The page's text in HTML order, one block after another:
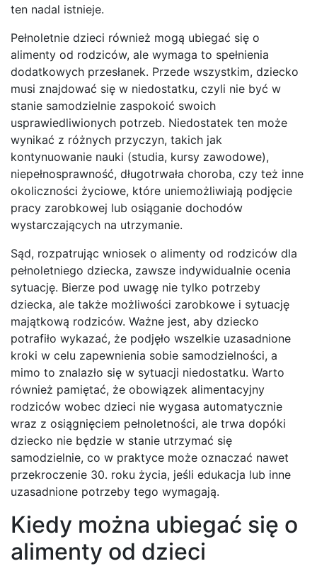
ten nadal istnieje.
Pełnoletnie dzieci również mogą ubiegać się o
alimenty od rodziców, ale wymaga to spełnienia
dodatkowych przesłanek. Przede wszystkim, dziecko
musi znajdować się w niedostatku, czyli nie być w
stanie samodzielnie zaspokoić swoich
usprawiedliwionych potrzeb. Niedostatek ten może
wynikać z różnych przyczyn, takich jak
kontynuowanie nauki (studia, kursy zawodowe),
niepełnosprawność, długotrwała choroba, czy też inne
okoliczności życiowe, które uniemożliwiają podjęcie
pracy zarobkowej lub osiąganie dochodów
wystarczających na utrzymanie.
Sąd, rozpatrując wniosek o alimenty od rodziców dla
pełnoletniego dziecka, zawsze indywidualnie ocenia
sytuację. Bierze pod uwagę nie tylko potrzeby
dziecka, ale także możliwości zarobkowe i sytuację
majątkową rodziców. Ważne jest, aby dziecko
potrafiło wykazać, że podjęło wszelkie uzasadnione
kroki w celu zapewnienia sobie samodzielności, a
mimo to znalazło się w sytuacji niedostatku. Warto
również pamiętać, że obowiązek alimentacyjny
rodziców wobec dzieci nie wygasa automatycznie
wraz z osiągnięciem pełnoletności, ale trwa dopóki
dziecko nie będzie w stanie utrzymać się
samodzielnie, co w praktyce może oznaczać nawet
przekroczenie 30. roku życia, jeśli edukacja lub inne
uzasadnione potrzeby tego wymagają.
Kiedy można ubiegać się o
alimenty od dzieci